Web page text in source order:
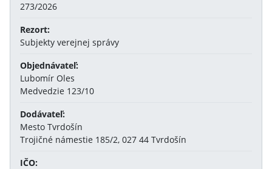
273/2026
Rezort:
Subjekty verejnej správy
Objednávateľ:
Lubomír Oles
Medvedzie 123/10
Dodávateľ:
Mesto Tvrdošín
Trojičné námestie 185/2, 027 44 Tvrdošín
IČO: